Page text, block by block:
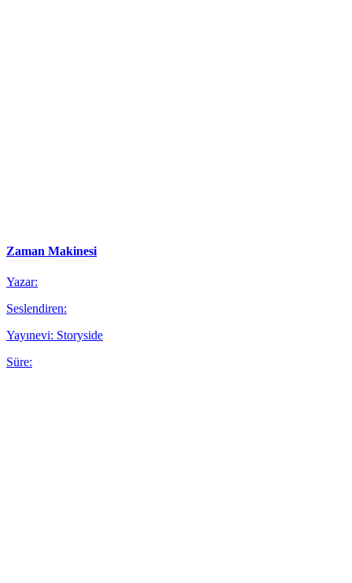
Zaman Makinesi
Yazar:
Seslendiren:
Yayınevi: Storyside
Süre: